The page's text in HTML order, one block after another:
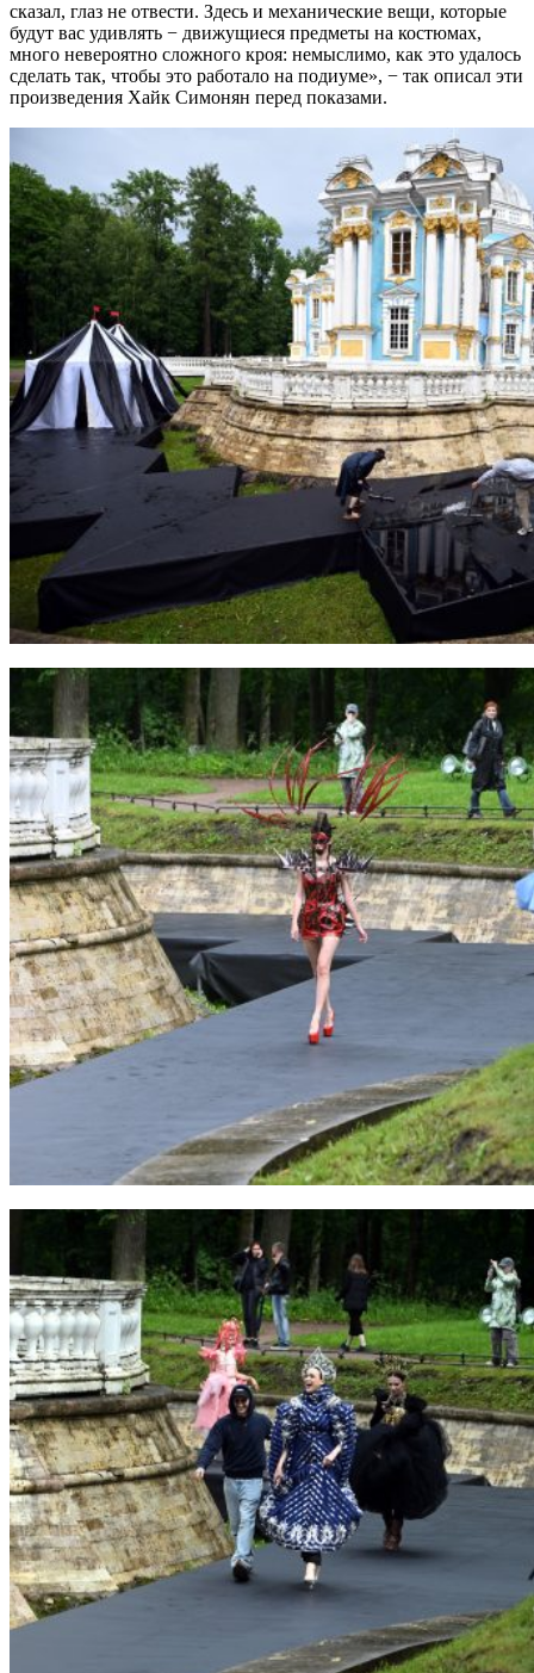
сказал, глаз не отвести. Здесь и механические вещи, которые
будут вас удивлять − движущиеся предметы на костюмах,
много невероятно сложного кроя: немыслимо, как это удалось
сделать так, чтобы это работало на подиуме», − так описал эти
произведения Хайк Симонян перед показами.